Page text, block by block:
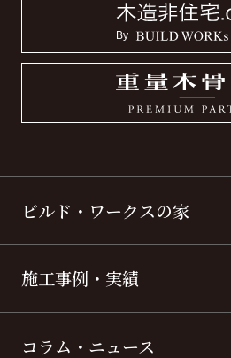
ビルド・ワークスの家
施工事例・実績
コラム・ニュース